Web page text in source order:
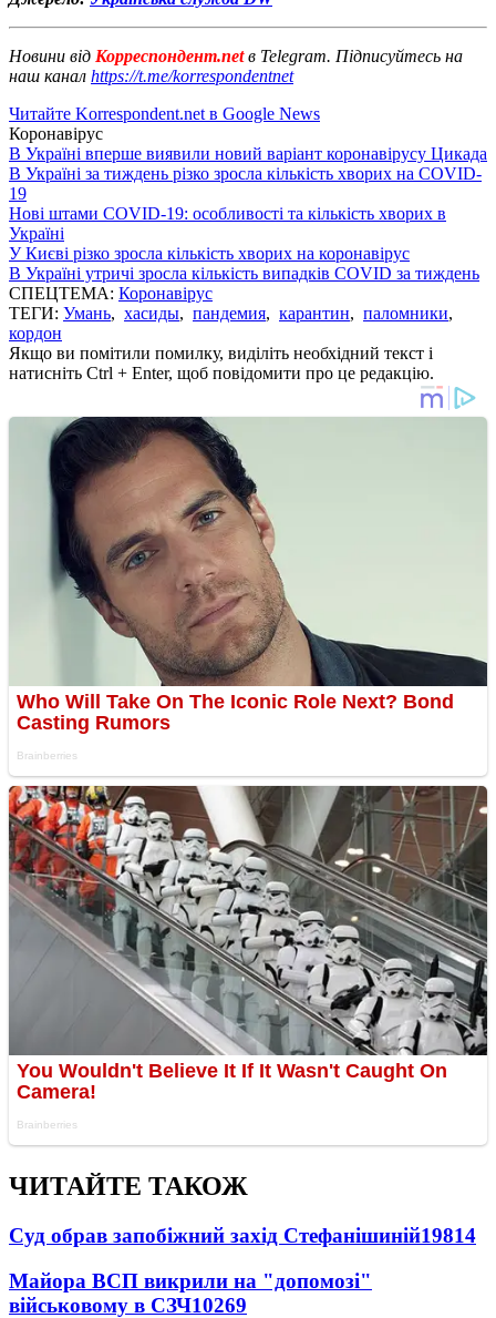
Новини від Корреспондент.netв Telegram. Підписуйтесь на
наш канал https://t.me/korrespondentnet
Читайте Korrespondent.net в Google News
Коронавірус
В Україні вперше виявили новий варіант коронавірусу Цикада
В Україні за тиждень різко зросла кількість хворих на COVID-
19
Нові штами COVID-19: особливості та кількість хворих в
Україні
У Києві різко зросла кількість хворих на коронавірус
В Україні утричі зросла кількість випадків COVID за тиждень
СПЕЦТЕМА: Коронавірус
ТЕГИ: Умань, хасиды, пандемия, карантин, паломники,
кордон
Якщо ви помітили помилку, виділіть необхідний текст і
натисніть Ctrl + Enter, щоб повідомити про це редакцію.
ЧИТАЙТЕ ТАКОЖ
Суд обрав запобіжний захід Стефанішиній19814
Майора ВСП викрили на "допомозі"
військовому в СЗЧ10269